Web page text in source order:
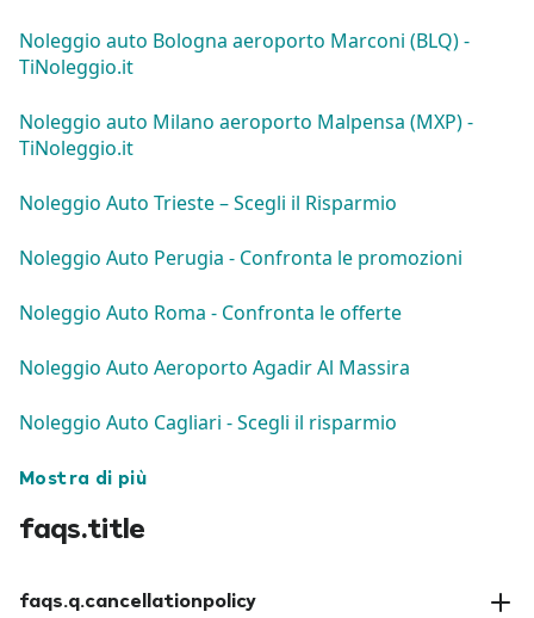
Noleggio auto Bologna aeroporto Marconi (BLQ) -
TiNoleggio.it
Noleggio auto Milano aeroporto Malpensa (MXP) -
TiNoleggio.it
Noleggio Auto Trieste – Scegli il Risparmio
Noleggio Auto Perugia - Confronta le promozioni
Noleggio Auto Roma - Confronta le offerte
Noleggio Auto Aeroporto Agadir Al Massira
Noleggio Auto Cagliari - Scegli il risparmio
Mostra di più
faqs.title
faqs.q.cancellationpolicy